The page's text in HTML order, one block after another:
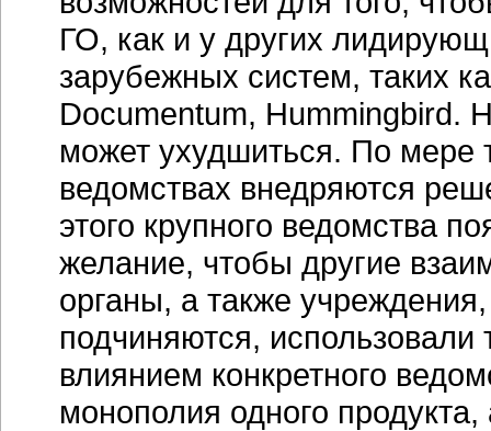
ГО, как и у других
зарубежных систем, таких
Documentum, Hummingbird.
может ухудшиться. По мере
ведомствах внедряются
этого крупного ведомства
желание, чтобы другие
органы, а также
подчиняются,
влиянием конкретного
монополия одного